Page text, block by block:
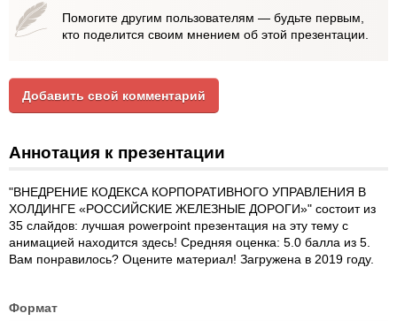
Помогите другим пользователям — будьте первым,
кто поделится своим мнением об этой презентации.
Добавить свой комментарий
Аннотация к презентации
"ВНЕДРЕНИЕ КОДЕКСА КОРПОРАТИВНОГО УПРАВЛЕНИЯ В
ХОЛДИНГЕ «РОССИЙСКИЕ ЖЕЛЕЗНЫЕ ДОРОГИ»" состоит из
35 слайдов: лучшая powerpoint презентация на эту тему с
анимацией находится здесь! Средняя оценка: 5.0 балла из 5.
Вам понравилось? Оцените материал! Загружена в 2019 году.
Формат